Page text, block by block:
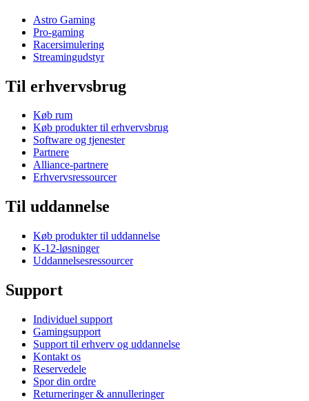
Astro Gaming
Pro-gaming
Racersimulering
Streamingudstyr
Til erhvervsbrug
Køb rum
Køb produkter til erhvervsbrug
Software og tjenester
Partnere
Alliance-partnere
Erhvervsressourcer
Til uddannelse
Køb produkter til uddannelse
K-12-løsninger
Uddannelsesressourcer
Support
Individuel support
Gamingsupport
Support til erhverv og uddannelse
Kontakt os
Reservedele
Spor din ordre
Returneringer & annulleringer